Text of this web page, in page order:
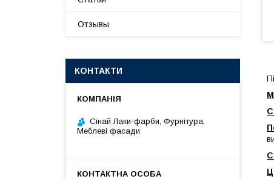
Отзывы
КОНТАКТИ
Сінай Лаки-фарби, Фурнітура,
Меблеві фасади